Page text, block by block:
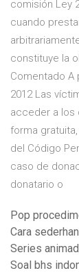
comisión Ley
cuando
constituye la
Comentado A
2012 Las
acceder a los
forma
del Código
caso de
donatario o
Pop
Cara
Series
Soal bhs